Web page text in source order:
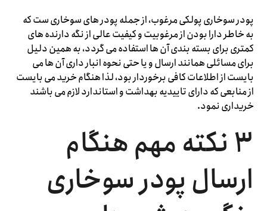
پودر سوخاری پولکی مرغوب، از جمله پودر های سوخاری ست که
به خاطر دارا بودن از مرغوبیت و کیفیت عالی از نگه دارنده های
کمتری برای بسته بندی آن ها استفاده می گردد، به همین دلیل
برای مسائلی همانند ارسال و یا حتی نحوه انبار داری آن ها می
بایست از اطلاعات کافی برخوردار بود، لذا هنگام خرید می بایست
از منابعی که دارای تاییدیه بهداشت و استاندارد لازم می باشند
خریداری نمود.
3 نکته مهم هنگام
ارسال پودر سوخاری